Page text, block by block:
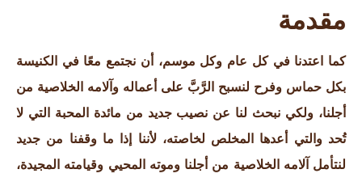
مقدمة
كما اعتدنا في كل عام وكل موسم، أن نجتمع معًا في الكنيسة
بكل حماس وفرح لنسبح الرَّبَّ على أعماله وآلامه الخلاصية من
أجلنا، ولكي نبحث لنا عن نصيب جديد من مائدة المحبة التي لا
تُحد والتي أعدها المخلص لخاصته، لأننا إذا ما وقفنا من جديد
لنتأمل آلامه الخلاصية من أجلنا وموته المحيي وقيامته المجيدة،